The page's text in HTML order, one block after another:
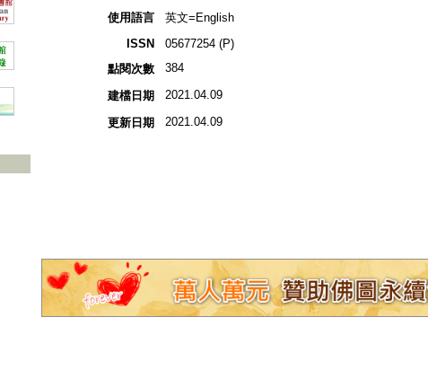
使用語言
英文=English
ISSN
05677254 (P)
點閱次數
384
建檔日期 2021.04.09
更新日期 2021.04.09